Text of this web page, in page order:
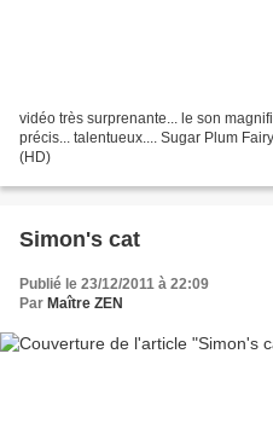
vidéo très surprenante... le son
précis... talentueux.... Sugar Plum
(HD)
Simon's cat
Publié le 23/12/2011 à 22:09
Par Maître ZEN